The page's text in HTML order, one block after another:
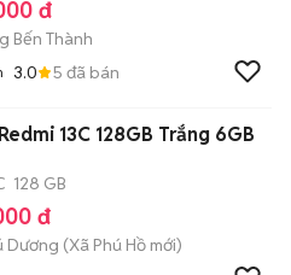
đ
Bến Thành
3.0 5 đã bán
13C 128GB Trắng 6GB
128 GB
đ
Dương (Xã Phú Hồ mới)